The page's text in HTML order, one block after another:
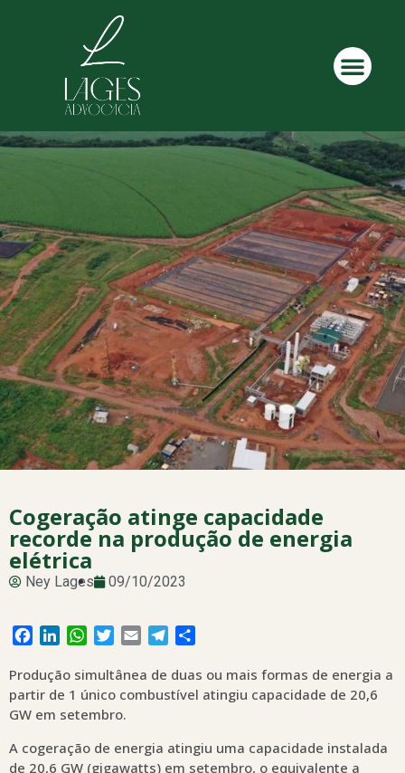
Cogeração atinge capacidade
recorde na produção de energia
elétrica
Ney Lages 09/10/2023
Facebook
LinkedInWhatsApp
Twitter
Email Telegram
Produção simultânea de duas ou mais formas de energia a
partir de 1 único combustível atingiu capacidade de 20,6
GW em setembro.
A cogeração de energia atingiu uma capacidade instalada
de 20,6 GW (gigawatts) em setembro, o equivalente a